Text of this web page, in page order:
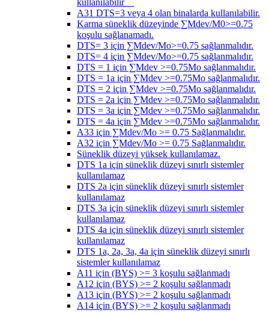
kullanılabilir
A31 DTS=3 veya 4 olan binalarda kullanılabilir.
Karma süneklik düzeyinde ∑Mdev/M0>=0.75
koşulu sağlanamadı.
DTS= 3 için ∑Mdev/Mo>=0.75 sağlanmalıdır.
DTS= 4 için ∑Mdev/Mo>=0.75 sağlanmalıdır.
DTS = 1 için ∑Mdev >=0.75Mo sağlanmalıdır.
DTS = 1a için ∑Mdev >=0.75Mo sağlanmalıdır.
DTS = 2 için ∑Mdev >=0.75Mo sağlanmalıdır.
DTS = 2a için ∑Mdev >=0.75Mo sağlanmalıdır.
DTS = 3a için ∑Mdev >=0.75Mo sağlanmalıdır.
DTS = 4a için ∑Mdev >=0.75Mo sağlanmalıdır.
A33 için ∑Mdev/Mo >= 0.75 Sağlanmalıdır.
A32 için ∑Mdev/Mo >= 0.75 Sağlanmalıdır.
Süneklik düzeyi yüksek kullanılamaz.
DTS 1a için süneklik düzeyi sınırlı sistemler
kullanılamaz
DTS 2a için süneklik düzeyi sınırlı sistemler
kullanılamaz
DTS 3a için süneklik düzeyi sınırlı sistemler
kullanılamaz
DTS 4a için süneklik düzeyi sınırlı sistemler
kullanılamaz
DTS 1a, 2a, 3a, 4a için süneklik düzeyi sınırlı
sistemler kullanılamaz
A11 için (BYS) >= 3 koşulu sağlanmadı
A12 için (BYS) >= 2 koşulu sağlanmadı
A13 için (BYS) >= 2 koşulu sağlanmadı
A14 için (BYS) >= 2 koşulu sağlanmadı